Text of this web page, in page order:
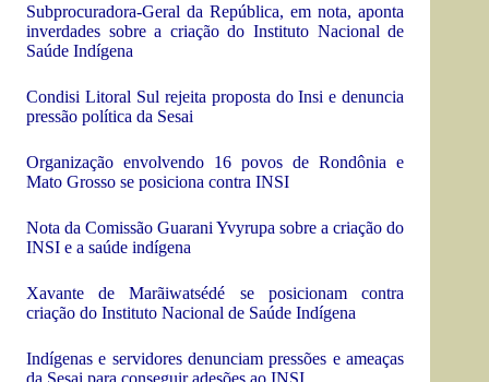
Subprocuradora-Geral da República, em nota, aponta
inverdades sobre a criação do Instituto Nacional de
Saúde Indígena
Condisi Litoral Sul rejeita proposta do Insi e denuncia
pressão política da Sesai
Organização envolvendo 16 povos de Rondônia e
Mato Grosso se posiciona contra INSI
Nota da Comissão Guarani Yvyrupa sobre a criação do
INSI e a saúde indígena
Xavante de Marãiwatsédé se posicionam contra
criação do Instituto Nacional de Saúde Indígena
Indígenas e servidores denunciam pressões e ameaças
da Sesai para conseguir adesões ao INSI